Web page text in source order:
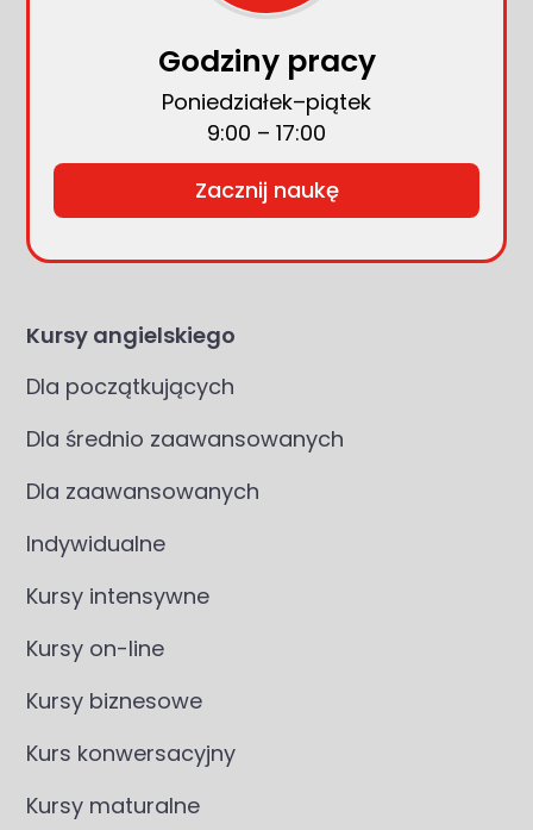
Kursy angielskiego
Dla początkujących
Dla średnio zaawansowanych
Dla zaawansowanych
Indywidualne
Kursy intensywne
Kursy on-line
Kursy biznesowe
Kurs konwersacyjny
Kursy maturalne
Godziny pracy
Poniedziałek–piątek
9:00 – 17:00
Zacznij naukę